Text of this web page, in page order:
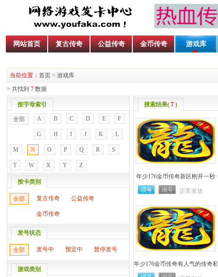
网站首页 复古传奇 公益传奇 金币传奇 游戏库
当前位置： 首页 > 游戏库
> 共找到 7 数据
按字母索引
全部 A B C D E F
G H I J K L
M N O P Q R S
T W X Y Z
按卡类别
全部 复古传奇 公益传奇
金币传奇
发号状态
全部 发号中 预定中 暂停发号
游戏类别
搜索结果( 7 )
年少176金币传奇新区刚开一秒
正常发放
年少176金币传奇有人气的传奇